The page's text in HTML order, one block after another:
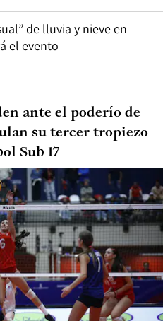
de lluvia y nieve en
el evento
ante el poderío de
su tercer tropiezo
Sub 17